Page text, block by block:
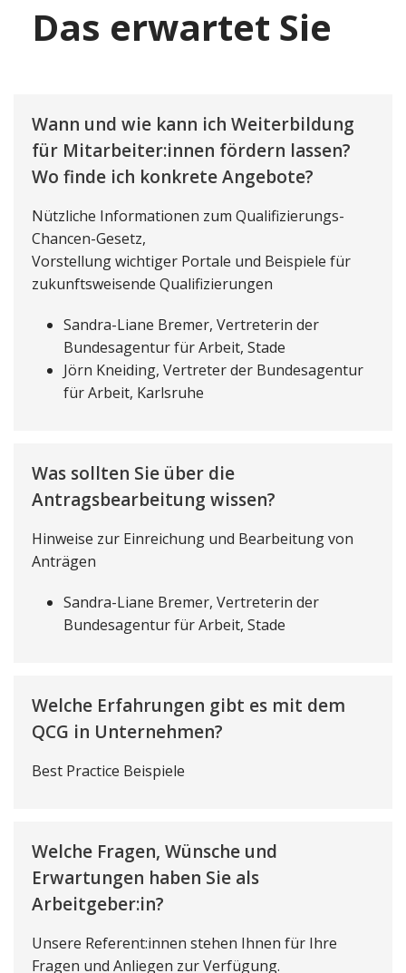
Das erwartet Sie
Wann und wie kann ich Weiterbildung
für Mitarbeiter:innen fördern lassen?
Wo finde ich konkrete Angebote?
Nützliche Informationen zum Qualifizierungs-
Chancen-Gesetz,
Vorstellung wichtiger Portale und Beispiele für
zukunftsweisende Qualifizierungen
Sandra-Liane Bremer, Vertreterin der
Bundesagentur für Arbeit, Stade
Jörn Kneiding, Vertreter der Bundesagentur
für Arbeit, Karlsruhe
Was sollten Sie über die
Antragsbearbeitung wissen?
Hinweise zur Einreichung und Bearbeitung von
Anträgen
Sandra-Liane Bremer, Vertreterin der
Bundesagentur für Arbeit, Stade
Welche Erfahrungen gibt es mit dem
QCG in Unternehmen?
Best Practice Beispiele
Welche Fragen, Wünsche und
Erwartungen haben Sie als
Arbeitgeber:in?
Unsere Referent:innen stehen Ihnen für Ihre
Fragen und Anliegen zur Verfügung.